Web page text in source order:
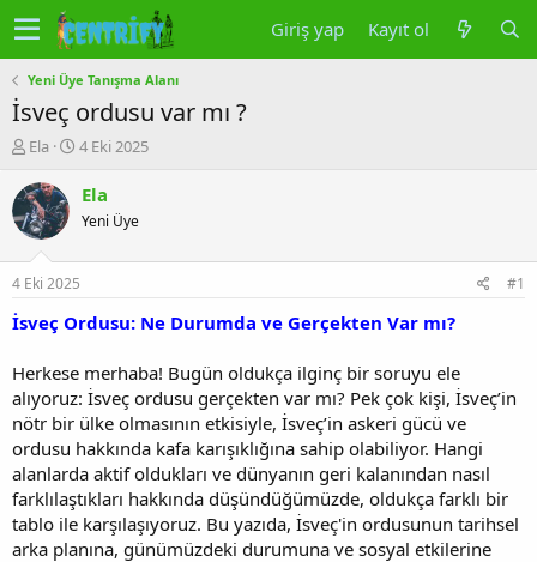
Giriş yap Kayıt ol
Yeni Üye Tanışma Alanı
İsveç ordusu var mı ?
K
n
u
y
b
a
ş
t
a
n
Ela
B
ş
a
g
ç
r
i
h
i
4 Eki 2025
Ela
Yeni Üye
4 Eki 2025 #1
İsveç Ordusu: Ne Durumda ve Gerçekten Var mı?
Herkese merhaba! Bugün oldukça ilginç bir soruyu ele
alıyoruz: İsveç ordusu gerçekten var mı? Pek çok kişi, İsveç’in
nötr bir ülke olmasının etkisiyle, İsveç’in askeri gücü ve
ordusu hakkında kafa karışıklığına sahip olabiliyor. Hangi
alanlarda aktif oldukları ve dünyanın geri kalanından nasıl
farklılaştıkları hakkında düşündüğümüzde, oldukça farklı bir
tablo ile karşılaşıyoruz. Bu yazıda, İsveç'in ordusunun tarihsel
arka planına, günümüzdeki durumuna ve sosyal etkilerine